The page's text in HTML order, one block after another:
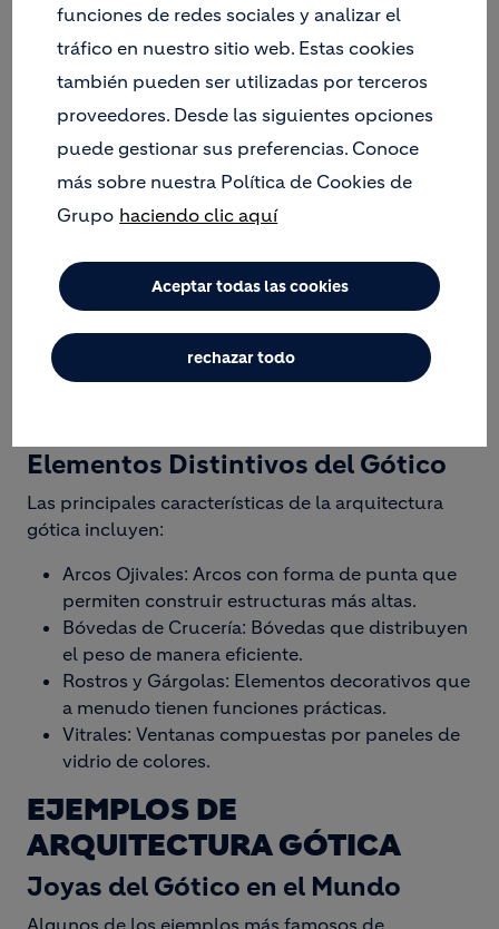
Image
Elementos Distintivos del Gótico
Las principales características de la arquitectura
gótica incluyen:
Arcos Ojivales: Arcos con forma de punta que
permiten construir estructuras más altas.
Bóvedas de Crucería: Bóvedas que distribuyen
el peso de manera eficiente.
Rostros y Gárgolas: Elementos decorativos que
a menudo tienen funciones prácticas.
Vitrales: Ventanas compuestas por paneles de
vidrio de colores.
EJEMPLOS DE
ARQUITECTURA GÓTICA
Joyas del Gótico en el Mundo
Algunos de los ejemplos más famosos de
funciones de redes sociales y analizar el
tráfico en nuestro sitio web. Estas cookies
también pueden ser utilizadas por terceros
proveedores. Desde las siguientes opciones
puede gestionar sus preferencias. Conoce
más sobre nuestra Política de Cookies de
Grupo haciendo clic aquí
Aceptar todas las cookies
rechazar todo